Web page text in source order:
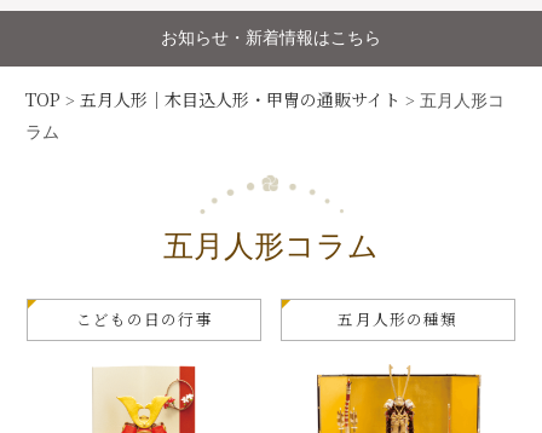
お知らせ・新着情報はこちら
TOP > 五月人形｜木目込人形・甲冑の通販サイト > 五月人形コ
ラム
五月人形コラム
こどもの日の行事 五月人形の種類